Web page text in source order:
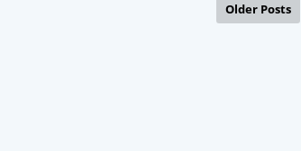
Older Posts